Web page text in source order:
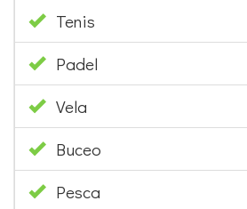
Tenis
Padel
Vela
Buceo
Pesca